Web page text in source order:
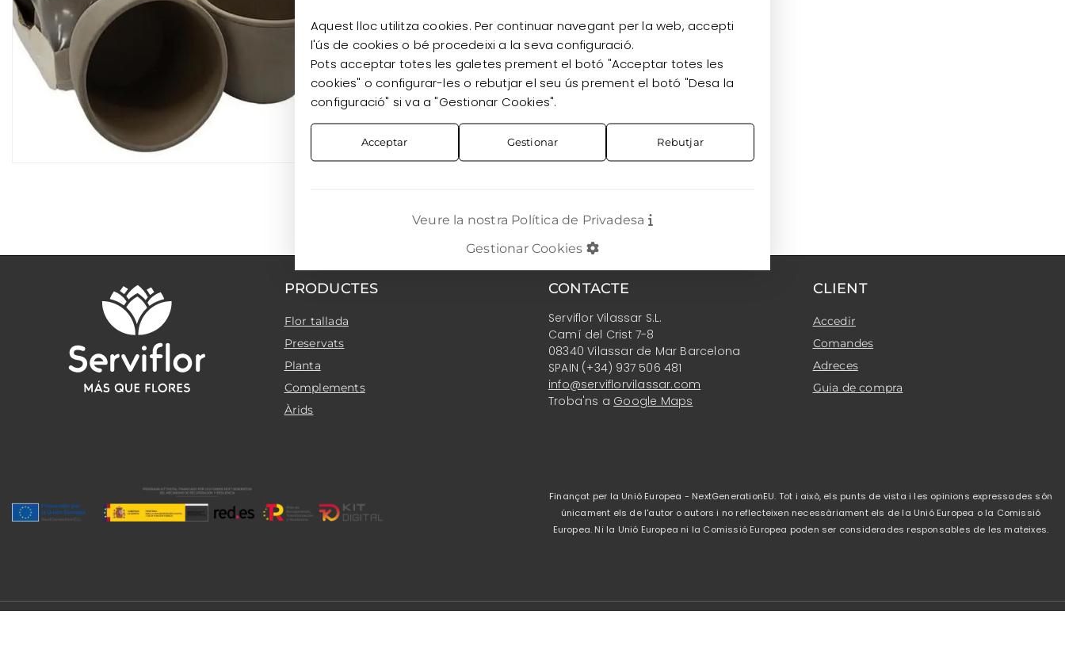
Aquest lloc utilitza cookies. Per continuar navegant per la web, accepti
l'ús de cookies o bé procedeixi a la seva configuració.
Pots acceptar totes les galetes prement el botó "Acceptar totes les
cookies" o configurar-les o rebutjar el seu ús prement el botó "Desa la
configuració" si va a "Gestionar Cookies".
Acceptar Gestionar Rebutjar
Veure la nostra Política de Privadesa
Gestionar Cookies
PRODUCTES
Flor tallada
Preservats
Planta
Complements
Àrids
CONTACTE
Serviflor Vilassar S.L.
Camí del Crist 7-8
08340 Vilassar de Mar Barcelona
SPAIN (+34) 937 506 481
info@serviflorvilassar.com
Troba'ns a Google Maps
CLIENT
Accedir
Comandes
Adreces
Guia de compra
Finançat per la Unió Europea - NextGenerationEU. Tot i això, els punts de vista i les opinions expressades són
únicament els de l'autor o autors i no reflecteixen necessàriament els de la Unió Europea o la Comissió
Europea. Ni la Unió Europea ni la Comissió Europea poden ser considerades responsables de les mateixes.